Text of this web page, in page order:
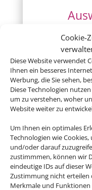
Cookie-
Diese Website verwendet
Ihnen ein besseres
Werbung, die Sie sehen,
Diese Technologien
um zu verstehen, woher
Website weiter zu
Um Ihnen ein optimales
Technologien wie
und/oder darauf
zustimmmen, können wir
eindeutige IDs auf dieser
Zustimmung nicht
Merkmale und
Hier gibt´s
Hier